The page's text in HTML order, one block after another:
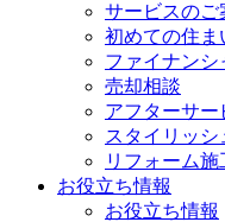
サービスのご
初めての住ま
ファイナンシ
売却相談
アフターサー
スタイリッ
リフォーム施
お役立ち情報
お役立ち情報